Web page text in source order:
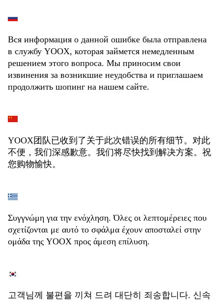
Вся информация о данной ошибке была отправлена
в службу YOOX, которая займется немедленным
решением этого вопроса. Мы приносим свои
извинения за возникшие неудобства и приглашаем
продолжить шопинг на нашем сайте.
YOOX团队已收到了关于此次错误的所有细节。对此
不便，我们深感歉意。我们将尽快找到解决方案。祝
您购物愉快。
Συγγνώμη για την ενόχληση. Όλες οι λεπτομέρειες που
σχετίζονται με αυτό το σφάλμα έχουν αποσταλεί στην
ομάδα της YOOX προς άμεση επίλυση.
고객님께 불편을 끼쳐 드려 대단히 죄송합니다. 신속